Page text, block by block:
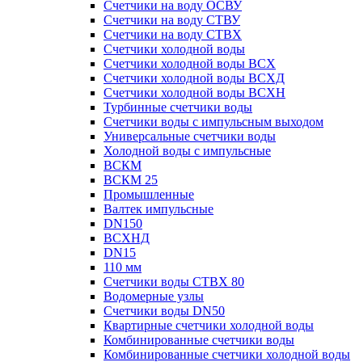
Счетчики на воду ОСВУ
Счетчики на воду СТВУ
Счетчики на воду СТВХ
Счетчики холодной воды
Счетчики холодной воды ВСХ
Счетчики холодной воды ВСХД
Счетчики холодной воды ВСХН
Турбинные счетчики воды
Счетчики воды с импульсным выходом
Универсальные счетчики воды
Холодной воды с импульсные
ВСКМ
ВСКМ 25
Промышленные
Валтек импульсные
DN150
ВСХНД
DN15
110 мм
Счетчики воды СТВХ 80
Водомерные узлы
Счетчики воды DN50
Квартирные счетчики холодной воды
Комбинированные счетчики воды
Комбинированные счетчики холодной воды